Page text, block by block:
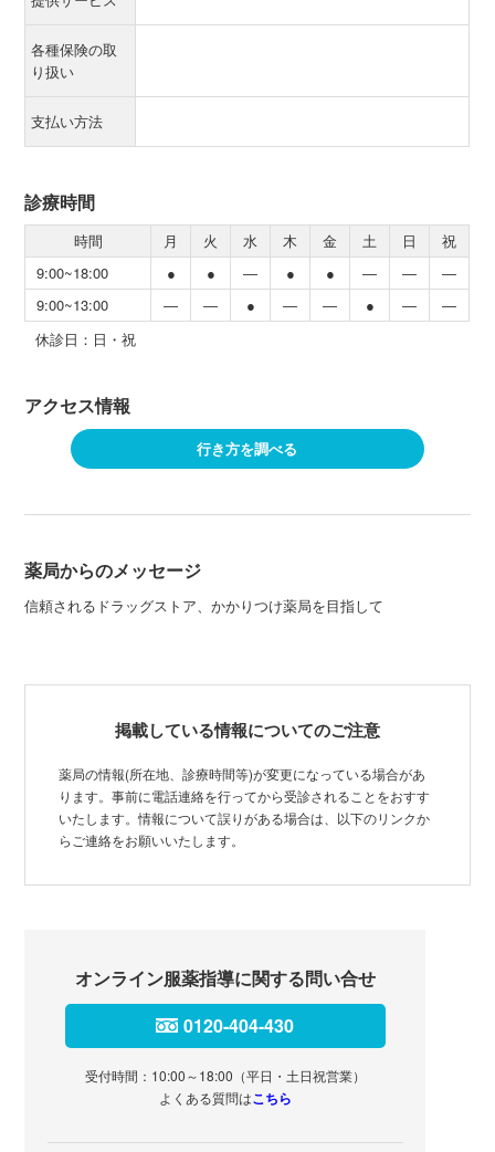
各種保険の取
り扱い
支払い方法
診療時間
時間 月 火 水 木 金 土 日
祝
9:00~18:00
● ● ― ● ● ― ―
―
9:00~13:00
― ― ● ― ― ● ―
―
休診日：日・祝
アクセス情報
行き方を調べる
薬局からのメッセージ
信頼されるドラッグストア、かかりつけ薬局を目指して
掲載している情報についてのご注意
薬局の情報(所在地、診療時間等)が変更になっている場合があ
ります。事前に電話連絡を行ってから受診されることをおすす
いたします。情報について誤りがある場合は、以下のリンクか
らご連絡をお願いいたします。
オンライン服薬指導に関する問い合せ
0120-404-430
受付時間：10:00～18:00（平日・土日祝営業）
よくある質問はこちら